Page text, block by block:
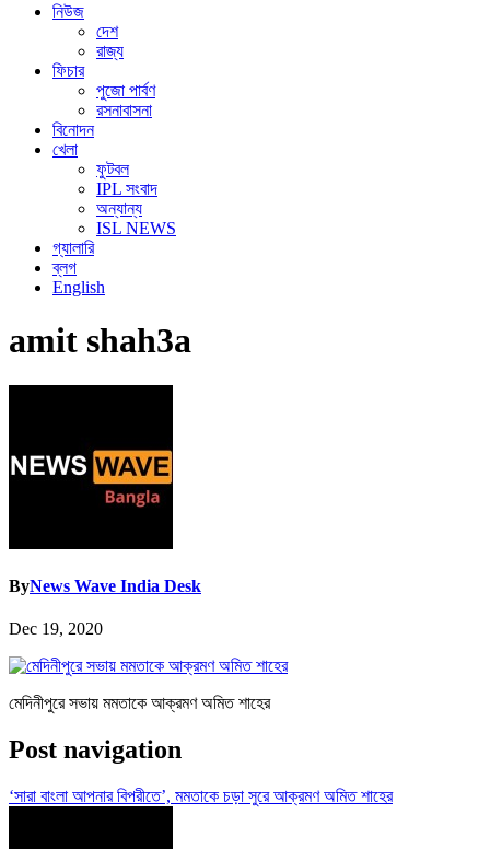
নিউজ
দেশ
রাজ্য
ফিচার
পুজো পার্বণ
রসনাবাসনা
বিনোদন
খেলা
ফুটবল
IPL সংবাদ
অন্যান্য
ISL NEWS
গ্যালারি
ব্লগ
English
amit shah3a
ByNews Wave India Desk
Dec 19, 2020
মেদিনীপুরে সভায় মমতাকে আক্রমণ অমিত শাহের
Post navigation
‘সারা বাংলা আপনার বিপরীতে’, মমতাকে চড়া সুরে আক্রমণ অমিত শাহের